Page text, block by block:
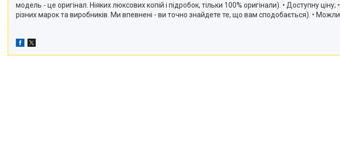
модель - це оригінал. Ніяких люксових копій і підробок, тільки 100% оригінали). • Доступну
різних марок та виробників. Ми впевнені - ви точно знайдете те, що вам сподобається). •